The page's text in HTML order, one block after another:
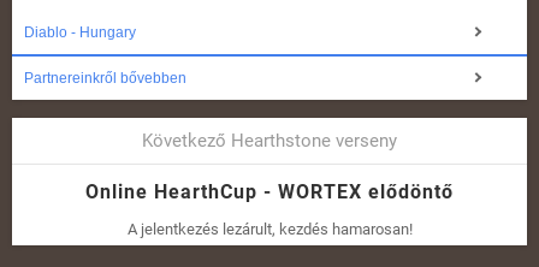
Diablo - Hungary
Partnereinkről bővebben
Következő Hearthstone verseny
Online HearthCup - WORTEX elődöntő
A jelentkezés lezárult, kezdés hamarosan!